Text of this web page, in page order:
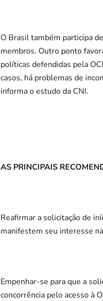
O Brasil também participa
membros. Outro ponto
políticas defendidas pela
casos, há problemas de
informa o estudo da CNI.
AS PRINCIPAIS
Reafirmar a solicitação de
manifestem seu interesse
Empenhar-se para que a
concorrência pelo acesso à